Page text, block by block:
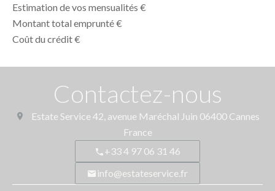
Estimation de vos mensualités €
Montant total emprunté€
Coût du crédit€
Contactez-nous
Estate Service42, avenue Maréchal Juin 06400 Cannes
France
+33 4 97 06 31 46
info@estateservice.fr